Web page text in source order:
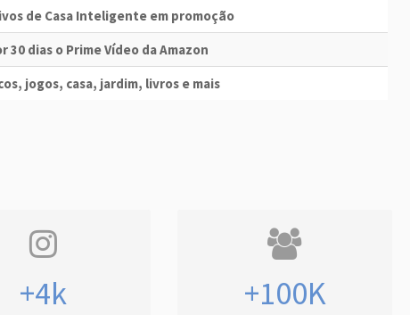
de Casa Inteligente em promoção
30 dias o Prime Vídeo da Amazon
jogos, casa, jardim, livros e mais
+4k +100K